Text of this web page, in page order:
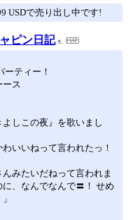
USDで売り出し中です!
ピン日記
ーティー！
ス
しこの夜』を歌いまし
いいねって言われたっ！
んみたいだねって言われま
、なんでなんで〓！ せめ